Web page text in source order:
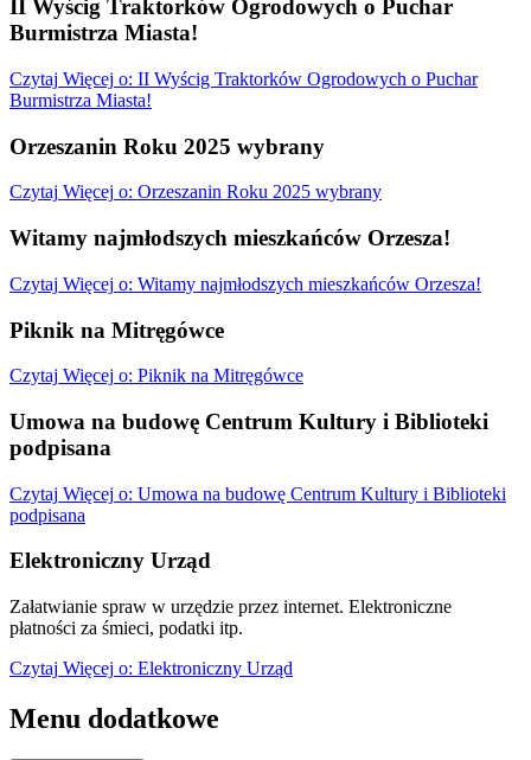
II Wyścig Traktorków Ogrodowych o Puchar
Burmistrza Miasta!
Czytaj Więcej o: II Wyścig Traktorków Ogrodowych o Puchar
Burmistrza Miasta!
Orzeszanin Roku 2025 wybrany
Czytaj Więcej o: Orzeszanin Roku 2025 wybrany
Witamy najmłodszych mieszkańców Orzesza!
Czytaj Więcej o: Witamy najmłodszych mieszkańców Orzesza!
Piknik na Mitręgówce
Czytaj Więcej o: Piknik na Mitręgówce
Umowa na budowę Centrum Kultury i Biblioteki
podpisana
Czytaj Więcej o: Umowa na budowę Centrum Kultury i Biblioteki
podpisana
Elektroniczny Urząd
Załatwianie spraw w urzędzie przez internet. Elektroniczne
płatności za śmieci, podatki itp.
Czytaj Więcej o: Elektroniczny Urząd
Menu dodatkowe